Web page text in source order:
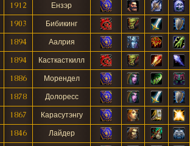
1912
Ензэр
1903
Бибикинг
1894
Аалрия
1894
Касткасткилл
1886
Морендел
1878
Долоресс
1867
Карасутэнгу
1846
Лайдер